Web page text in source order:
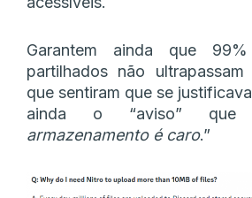
Garantem ainda que
partilhados não
que sentiram que se
ainda o “aviso”
armazenamento é caro.”